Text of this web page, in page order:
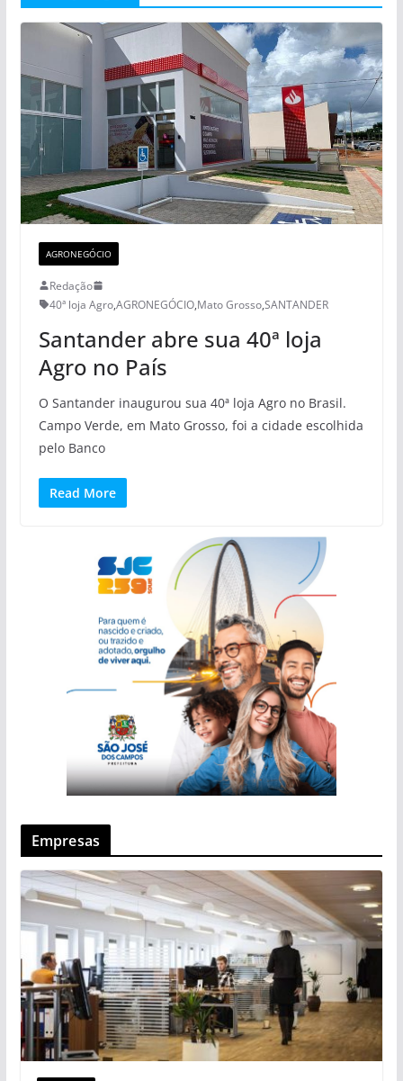
AGRONEGÓCIO
Redação
40ª loja Agro,AGRONEGÓCIO,Mato Grosso,SANTANDER
Santander abre sua 40ª loja
Agro no País
O Santander inaugurou sua 40ª loja Agro no Brasil.
Campo Verde, em Mato Grosso, foi a cidade escolhida
pelo Banco
Read More
Empresas